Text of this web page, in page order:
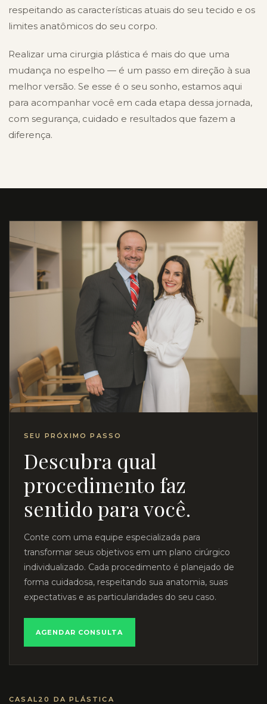
respeitando as características atuais do seu tecido e os
limites anatômicos do seu corpo.
Realizar uma cirurgia plástica é mais do que uma
mudança no espelho — é um passo em direção à sua
melhor versão. Se esse é o seu sonho, estamos aqui
para acompanhar você em cada etapa dessa jornada,
com segurança, cuidado e resultados que fazem a
diferença.
SEU PRÓXIMO PASSO
Descubra qual
procedimento faz
sentido para você.
Conte com uma equipe especializada para
transformar seus objetivos em um plano cirúrgico
individualizado. Cada procedimento é planejado de
forma cuidadosa, respeitando sua anatomia, suas
expectativas e as particularidades do seu caso.
AGENDAR CONSULTA
CASAL20 DA PLÁSTICA